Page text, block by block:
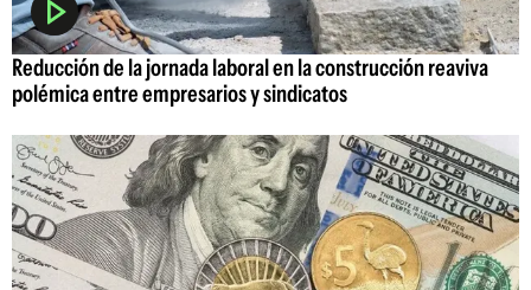
Reducción de la jornada laboral en la construcción reaviva
polémica entre empresarios y sindicatos